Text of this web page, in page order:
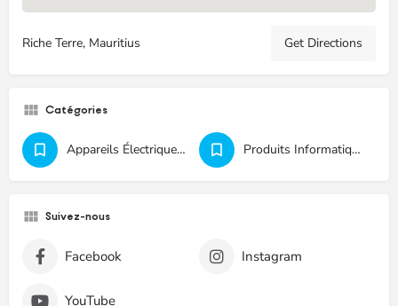
Riche Terre, Mauritius Get Directions
Catégories
Appareils Électriques Et Électroniques Produits Informatiques
Suivez-nous
Facebook Instagram
YouTube